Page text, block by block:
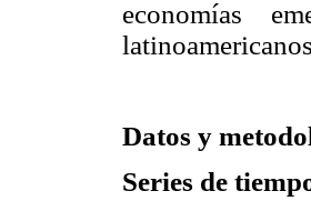
economías
Datos y
Series de